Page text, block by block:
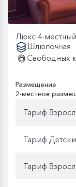
Люкс 4-местный
Шлюпочная
Свободных
Размещение
2-местное
Тариф
Тариф
Тариф